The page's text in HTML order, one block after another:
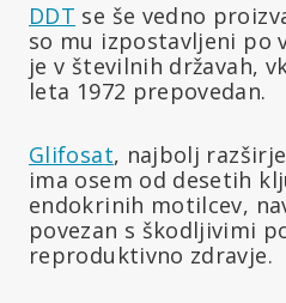
DDT se še vedno
so mu izpostavljeni po
je v številnih državah,
leta 1972 prepovedan.
Glifosat, najbolj
ima osem od desetih
endokrinih motilcev,
povezan s škodljivimi
reproduktivno zdravje.